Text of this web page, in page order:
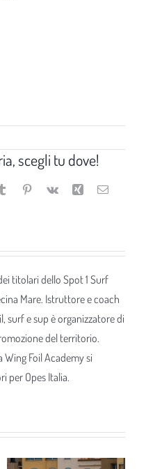
scegli tu dove!
TumblrPinterest
Vk Xing Email
titolari dello Spot 1 Surf
Mare. Istruttore e coach
surf e sup è organizzatore di
del territorio.
Wing Foil Academy si
per Opes Italia.